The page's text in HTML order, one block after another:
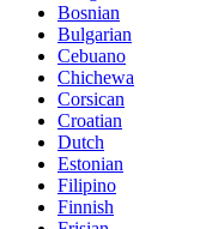
Bosnian
Bulgarian
Cebuano
Chichewa
Corsican
Croatian
Dutch
Estonian
Filipino
Finnish